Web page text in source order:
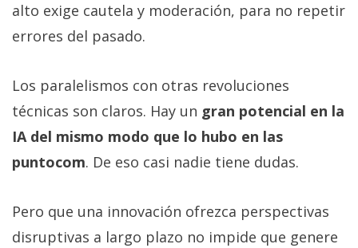
alto exige cautela y moderación, para no repetir
errores del pasado.
Los paralelismos con otras revoluciones
técnicas son claros. Hay un gran potencial en la
IA del mismo modo que lo hubo en las
puntocom. De eso casi nadie tiene dudas.
Pero que una innovación ofrezca perspectivas
disruptivas a largo plazo no impide que genere